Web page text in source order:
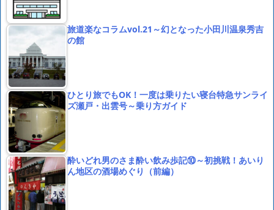
旅道楽なコラムvol.21～幻となった小田川温泉秀吉
の館
ひとり旅でもOK！一度は乗りたい寝台特急サンライ
ズ瀬戸・出雲号～乗り方ガイド
酔いどれ男のさま酔い飲み歩記⑩～初挑戦！あいり
ん地区の酒場めぐり（前編）